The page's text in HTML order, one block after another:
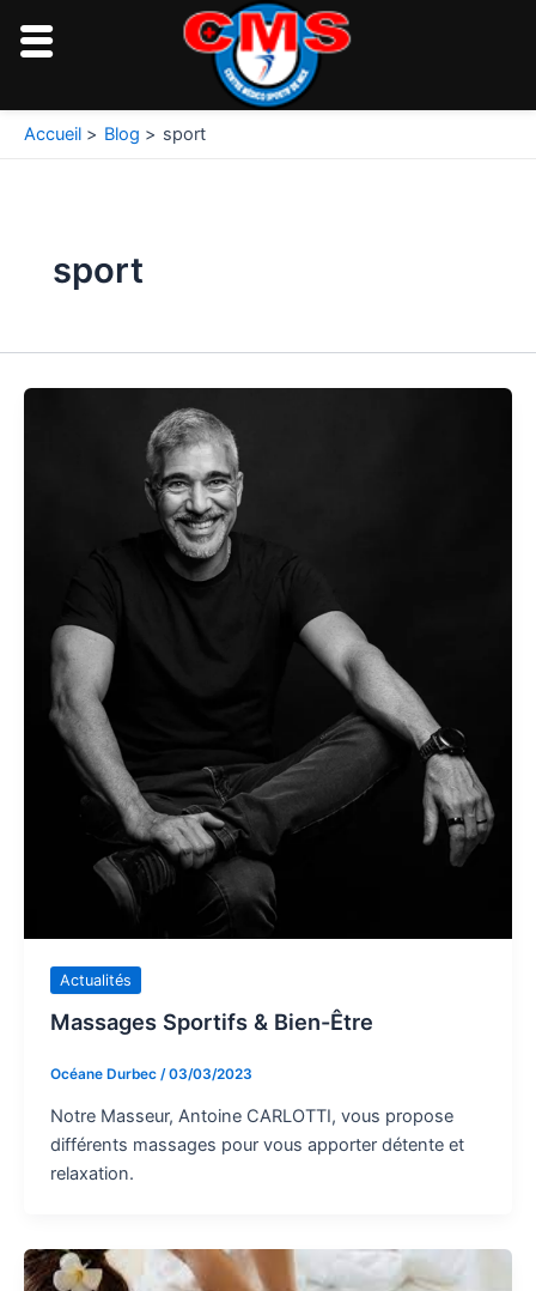
Accueil Blog sport
sport
Actualités
Massages Sportifs & Bien-Être
Océane Durbec /03/03/2023
Notre Masseur, Antoine CARLOTTI, vous propose
différents massages pour vous apporter détente et
relaxation.
Pagination